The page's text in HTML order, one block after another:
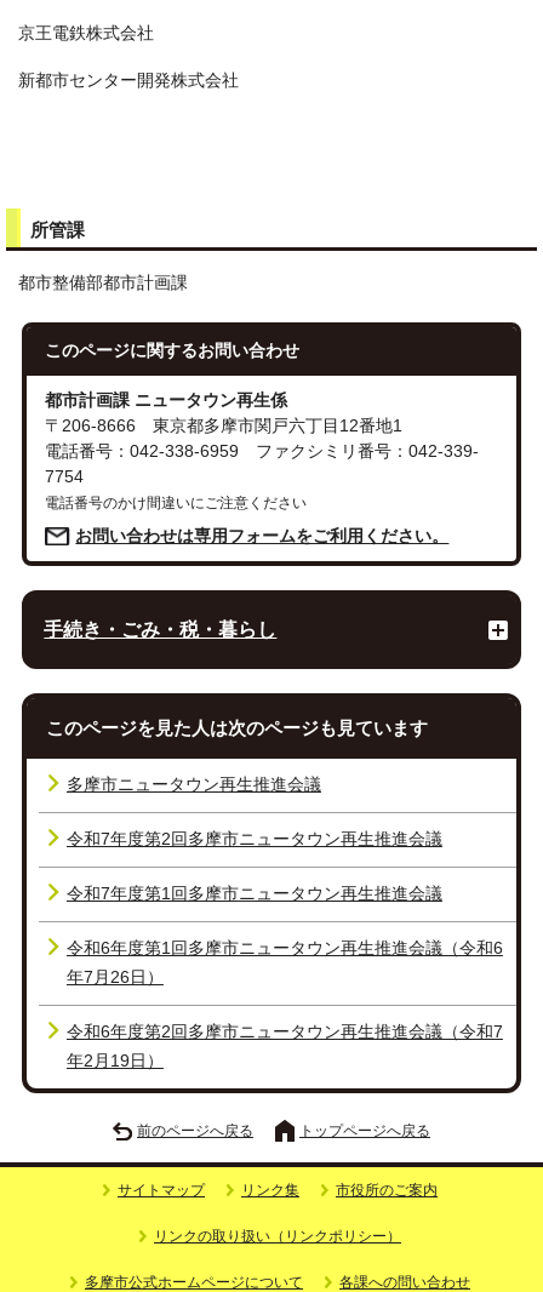
京王電鉄株式会社
新都市センター開発株式会社
所管課
都市整備部都市計画課
このページに関するお問い合わせ
都市計画課 ニュータウン再生係
〒206-8666 東京都多摩市関戸六丁目12番地1
電話番号：042-338-6959 ファクシミリ番号：042-339-
7754
電話番号のかけ間違いにご注意ください
お問い合わせは専用フォームをご利用ください。
手続き・ごみ・税・暮らし
このページを見た人は次のページも見ています
多摩市ニュータウン再生推進会議
令和7年度第2回多摩市ニュータウン再生推進会議
令和7年度第1回多摩市ニュータウン再生推進会議
令和6年度第1回多摩市ニュータウン再生推進会議（令和6
年7月26日）
令和6年度第2回多摩市ニュータウン再生推進会議（令和7
年2月19日）
前のページへ戻る トップページへ戻る
サイトマップ リンク集 市役所のご案内
リンクの取り扱い（リンクポリシー）
多摩市公式ホームページについて 各課への問い合わせ